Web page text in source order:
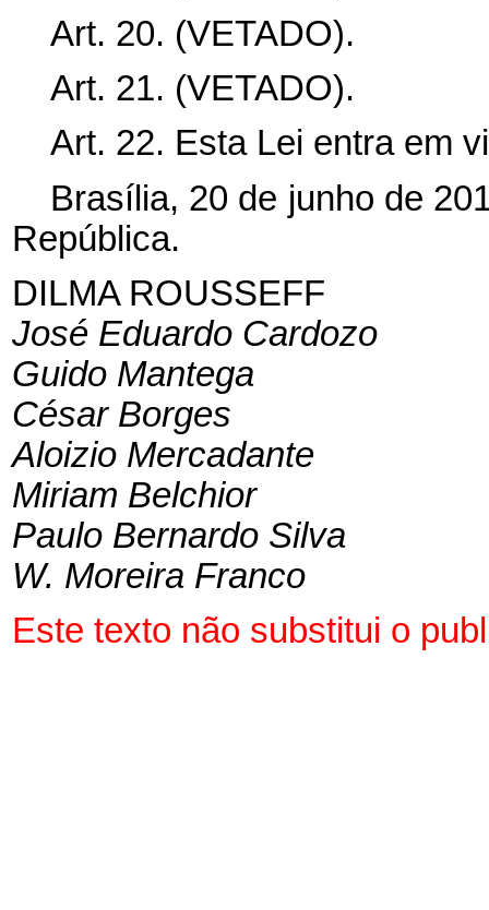
Art. 20. (VETADO).
Art. 21. (VETADO).
Art. 22. Esta Lei entra em
Brasília, 20 de junho de
República.
DILMA ROUSSEFF
José Eduardo Cardozo
Guido Mantega
César Borges
Aloizio Mercadante
Miriam Belchior
Paulo Bernardo Silva
W. Moreira Franco
Este texto não substitui o